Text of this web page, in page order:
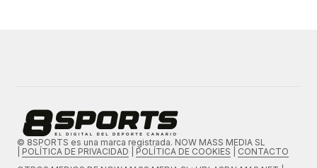
© 8SPORTS es una marca registrada. NOW MASS MEDIA SL
POLÍTICA DE PRIVACIDAD POLÍTICA DE COOKIES
CONTACTO